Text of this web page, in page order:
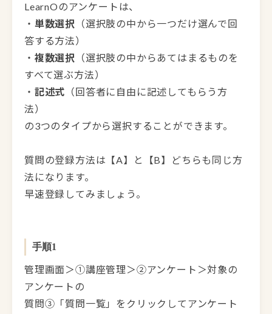
LearnOのアンケートは、
・ 単数選択
（選択肢の中から一つだけ選んで回
答する方法）
・ 複数選択
（選択肢の中からあてはまるものを
すべて選ぶ方法）
・ 記述式 （回答者に自由に記述してもらう方
法）
の3つのタイプから選択することができます。
質問の登録方法は【A】と【B】どちらも同じ方
法になります。
早速登録してみましょう。
手順1
管理画面＞①講座管理＞②アンケート＞対象の
アンケートの
質問③「質問一覧」をクリックしてアンケート